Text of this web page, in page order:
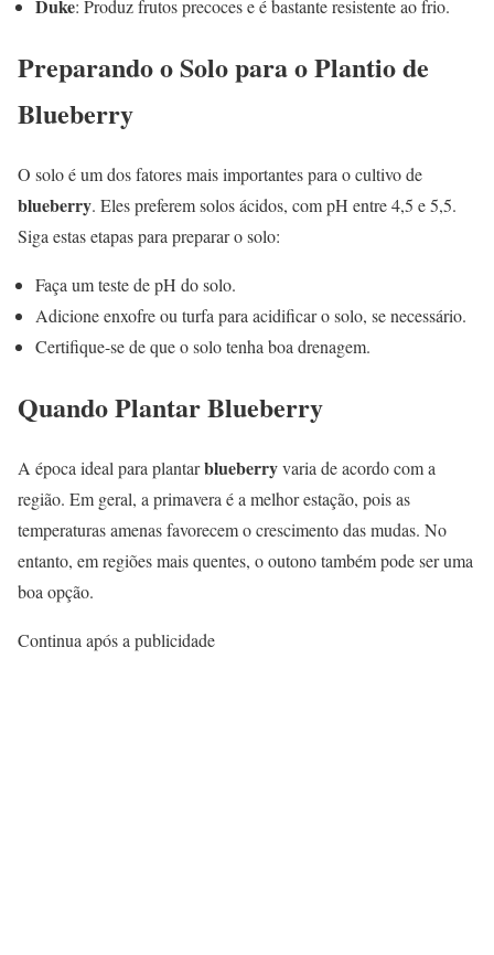
Duke: Produz frutos precoces e é bastante resistente ao frio.
Preparando o Solo para o Plantio de
Blueberry
O solo é um dos fatores mais importantes para o cultivo de
blueberry. Eles preferem solos ácidos, com pH entre 4,5 e 5,5.
Siga estas etapas para preparar o solo:
Faça um teste de pH do solo.
Adicione enxofre ou turfa para acidificar o solo, se necessário.
Certifique-se de que o solo tenha boa drenagem.
Quando Plantar Blueberry
A época ideal para plantarblueberryvaria de acordo com a
região. Em geral, a primavera é a melhor estação, pois as
temperaturas amenas favorecem o crescimento das mudas. No
entanto, em regiões mais quentes, o outono também pode ser uma
boa opção.
Continua após a publicidade